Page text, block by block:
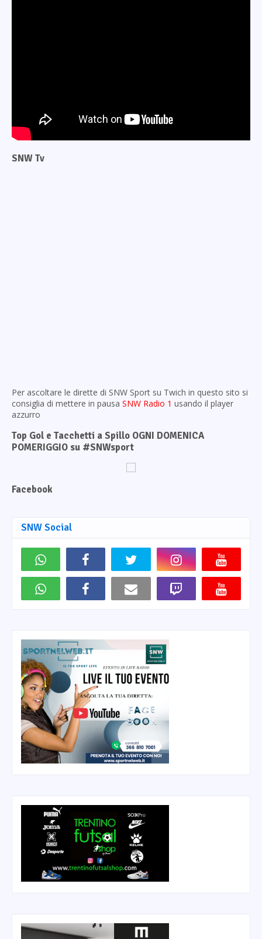
SNW Tv
Per ascoltare le dirette di SNW Sport su Twich in questo sito si
consiglia di mettere in pausa SNW Radio 1 usando il player
azzurro
Top Gol e Tacchetti a Spillo OGNI DOMENICA
POMERIGGIO su #SNWsport
Facebook
SNW Social